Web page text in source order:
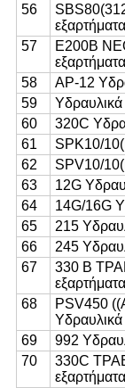
56
εξαρτήματα
57
E200B
εξαρτήματα
58
AP-12
59
Υδραυλικά
60
320C
61
SPK10/
62
SPV10/
63
12G
64
14G/16G
65
215
66
245
67
330 Β
εξαρτήματα
68
PSV450
Υδραυλικά
69
992
70
330C
εξαρτήματα